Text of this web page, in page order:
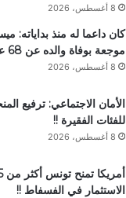
8 أغسطس، 2026
كان داعما له منذ بداياته:
موجعة بوفاة والده عن 68 عاما !!
8 أغسطس، 2026
الأمان الاجتماعي: ترفيع
للفئات الفقيرة !!
8 أغسطس، 2026
الاستثمار في الفسفاط !!